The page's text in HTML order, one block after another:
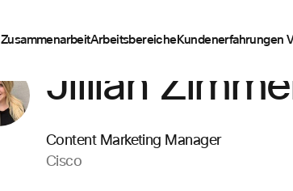
ZusammenarbeitArbeitsbereicheKundenerfahrungen
Jillian
Content Marketing Manager
Cisco